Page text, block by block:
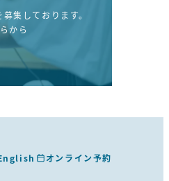
集しております。
から
オンライン予約